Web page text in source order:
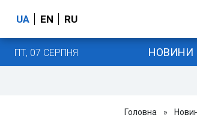
UA EN RU
ПТ, 07 СЕРПНЯ НОВИНИ
Головна »